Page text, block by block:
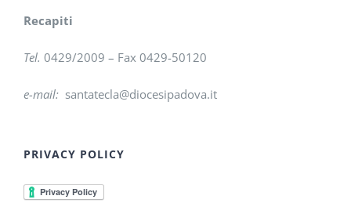
Recapiti
Tel. 0429/2009 – Fax 0429-50120
e-mail: santatecla@diocesipadova.it
PRIVACY POLICY